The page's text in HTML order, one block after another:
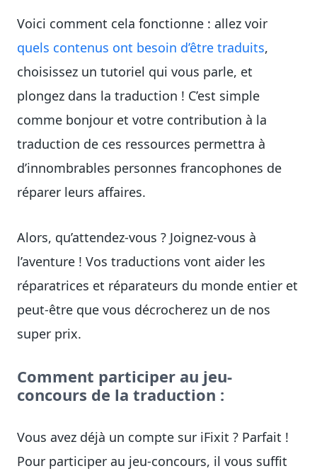
Voici comment cela fonctionne : allez voir
quels contenus ont besoin d’être traduits,
choisissez un tutoriel qui vous parle, et
plongez dans la traduction ! C’est simple
comme bonjour et votre contribution à la
traduction de ces ressources permettra à
d’innombrables personnes francophones de
réparer leurs affaires.
Alors, qu’attendez-vous ? Joignez-vous à
l’aventure ! Vos traductions vont aider les
réparatrices et réparateurs du monde entier et
peut-être que vous décrocherez un de nos
super prix.
Comment participer au jeu-
concours de la traduction :
Vous avez déjà un compte sur iFixit ? Parfait !
Pour participer au jeu-concours, il vous suffit